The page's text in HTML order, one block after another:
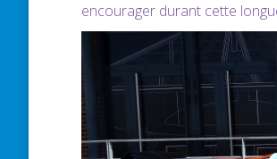
encourager durant cette